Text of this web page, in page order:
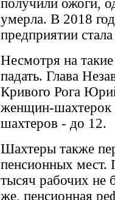
получили ожоги,
умерла. В 2018
предприятии
Несмотря на
падать. Глава
Кривого Рога
женщин-шахтерок
шахтеров - до 12.
Шахтеры также
пенсионных
тысяч рабочих не
же, пенсионная